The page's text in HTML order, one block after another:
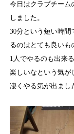
今日はクラブチーム
しました。
30分という短い時間
るのはとても良いも
1人でやるのも出来
楽しいなという気が
凄くやる気が出まし